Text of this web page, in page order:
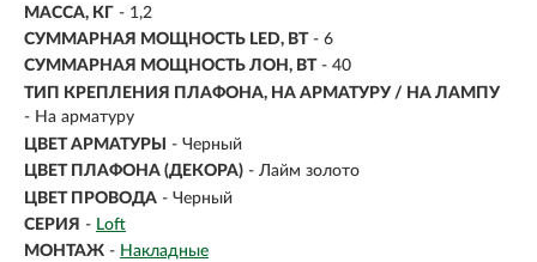
МАССА, КГ - 1,2
СУММАРНАЯ МОЩНОСТЬ LED, ВТ - 6
СУММАРНАЯ МОЩНОСТЬ ЛОН, ВТ - 40
ТИП КРЕПЛЕНИЯ ПЛАФОНА, НА АРМАТУРУ / НА ЛАМПУ
- На арматуру
ЦВЕТ АРМАТУРЫ
- Черный
ЦВЕТ ПЛАФОНА (ДЕКОРА) - Лайм золото
ЦВЕТ ПРОВОДА - Черный
СЕРИЯ - Loft
МОНТАЖ - Накладные